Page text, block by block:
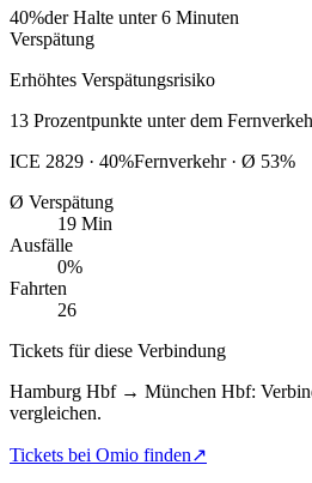
40%der Halte unter 6 Minuten
Verspätung
Erhöhtes Verspätungsrisiko
13 Prozentpunkte unter dem
ICE 2829 · 40%Fernverkehr · Ø 53%
Ø Verspätung
19 Min
Ausfälle
0%
Fahrten
26
Tickets für diese Verbindung
Hamburg Hbf → München Hbf:
vergleichen.
Tickets bei Omio finden↗